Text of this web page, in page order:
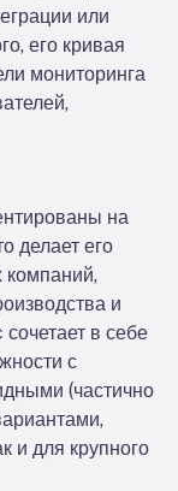
или
его кривая
мониторинга
на
делает его
и
в себе
с
(частично
и для крупного